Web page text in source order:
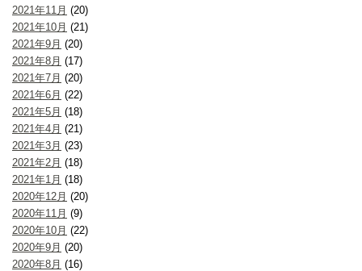
2021年11月 (20)
2021年10月 (21)
2021年9月 (20)
2021年8月 (17)
2021年7月 (20)
2021年6月 (22)
2021年5月 (18)
2021年4月 (21)
2021年3月 (23)
2021年2月 (18)
2021年1月 (18)
2020年12月 (20)
2020年11月 (9)
2020年10月 (22)
2020年9月 (20)
2020年8月 (16)